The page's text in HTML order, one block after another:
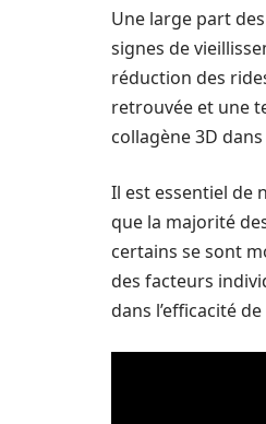
Une large part
signes de
réduction des
retrouvée et une
collagène 3D
Il est essentiel de
que la majorité
certains se sont
des facteurs
dans l’efficacité